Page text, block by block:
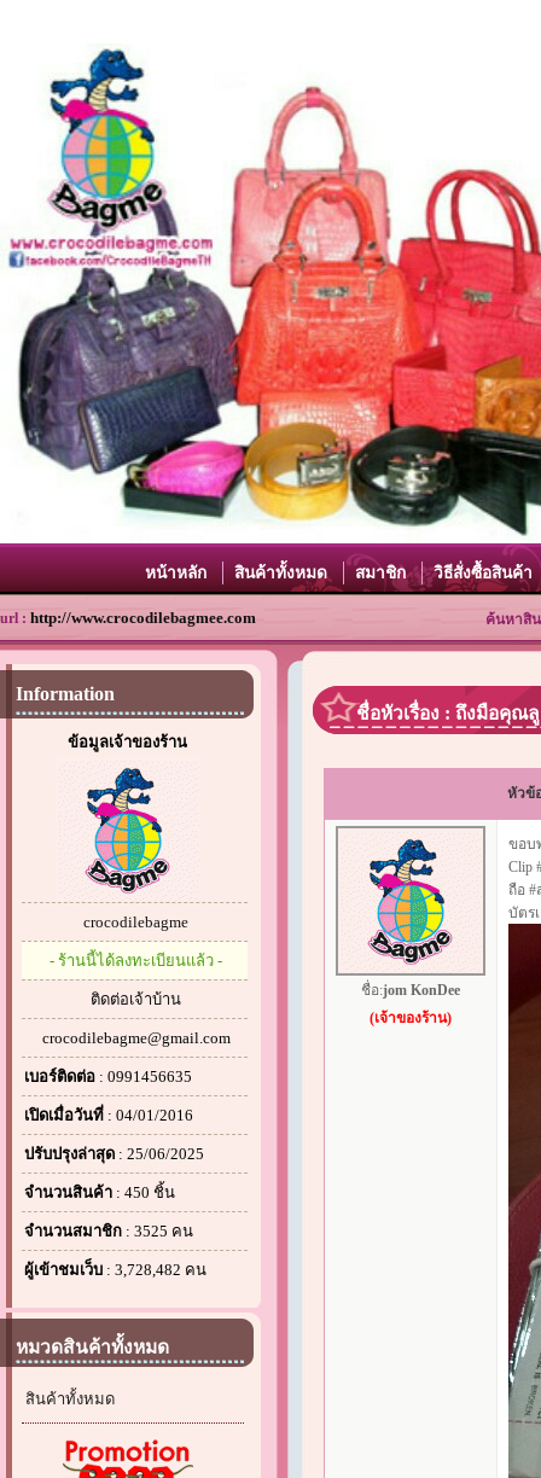
หน้าหลัก สินค้าทั้งหมด สมาชิก วิธีสั่งซื้อสินค้า
url : http://www.crocodilebagmee.com ค้นหาสิ
Information
ข้อมูลเจ้าของร้าน
crocodilebagme
- ร้านนี้ได้ลงทะเบียนแล้ว -
ติดต่อเจ้าบ้าน
crocodilebagme@gmail.com
เบอร์ติดต่อ : 0991456635
เปิดเมื่อวันที่ : 04/01/2016
ปรับปรุงล่าสุด : 25/06/2025
จำนวนสินค้า : 450 ชิ้น
จำนวนสมาชิก : 3525 คน
ผู้เข้าชมเว็บ : 3,728,482 คน
หมวดสินค้าทั้งหมด
สินค้าทั้งหมด
ชื่อหัวเรื่อง : ถึงมือคุณ
หัวข้
ชื่อ:jom KonDee
(เจ้าของร้าน)
ขอบ
Clip
ถือ #
บัตร